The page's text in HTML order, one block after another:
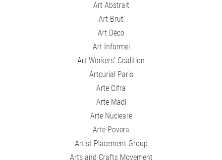
Art Abstrait
Art Brut
Art Déco
Art Informel
Art Workers' Coalition
Artcurial Paris
Arte Cifra
Arte Madí
Arte Nucleare
Arte Povera
Artist Placement Group
Arts and Crafts Movement